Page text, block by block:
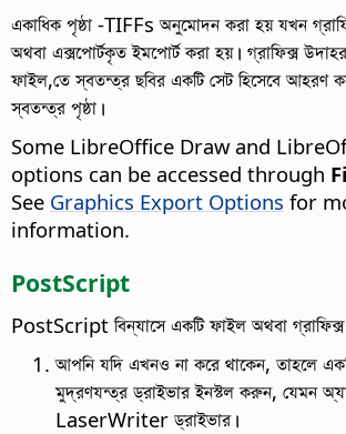
একাধিক পৃষ্ঠা -TIFFs অনুমোদন করা হয় যখন
অথবা এক্সপোর্টকৃত ইমপোর্ট করা হয়। গ্রাফিক্স
ফাইল,তে স্বতন্ত্র ছবির একটি সেট হিসেবে আহরণ
স্বতন্ত্র পৃষ্ঠা।
Some LibreOffice Draw and
options can be accessed through
See Graphics Export Options for
information.
PostScript
PostScript বিন্যাসে একটি ফাইল অথবা
আপনি যদি এখনও না করে থাকেন, তাহলে
মুদ্রণযন্ত্র ড্রাইভার ইনস্টল করুন, যেমন
LaserWriter ড্রাইভার।